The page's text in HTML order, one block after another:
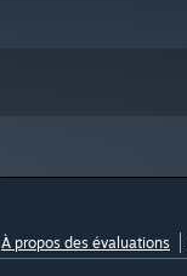
À propos des évaluations